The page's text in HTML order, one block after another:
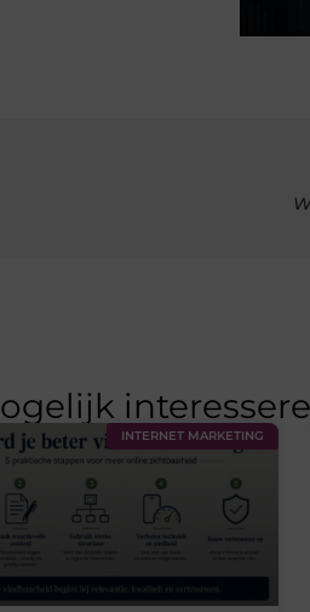
INTERNET MARKETING